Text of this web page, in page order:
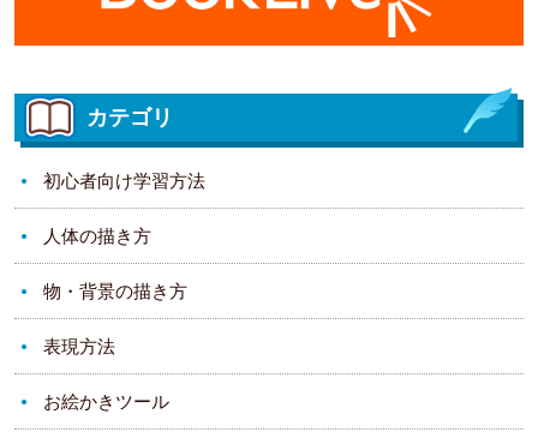
カテゴリ
初心者向け学習方法
人体の描き方
物・背景の描き方
表現方法
お絵かきツール